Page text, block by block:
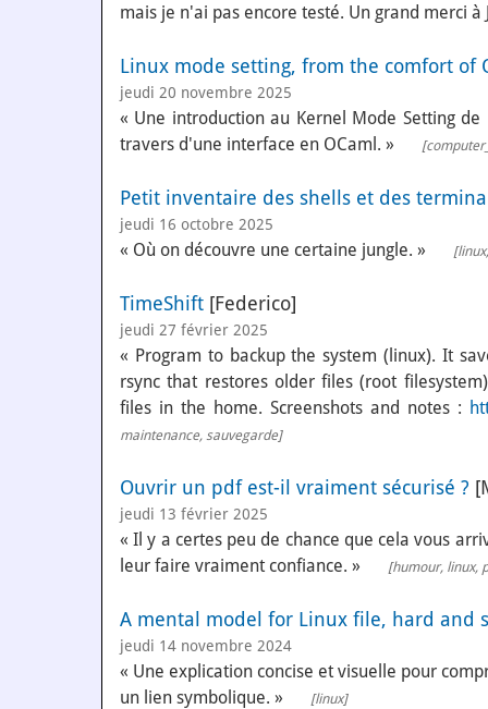
mais je n'ai pas encore testé. Un grand merci
Linux mode setting, from the comfort of
jeudi 20 novembre 2025
« Une introduction au Kernel Mode Setting
travers d'une interface en OCaml. »
[
Petit inventaire des shells et des
jeudi 16 octobre 2025
« Où on découvre une certaine jungle. » [linux
TimeShift [Federico]
jeudi 27 février 2025
« Program to backup the system (linux). It
rsync that restores older files (root
files in the home. Screenshots and notes :
maintenance, sauvegarde]
Ouvrir un pdf est-il vraiment sécurisé ?
jeudi 13 février 2025
« Il y a certes peu de chance que cela vous
leur faire vraiment confiance. »
[humour, linux,
A mental model for Linux file, hard and
jeudi 14 novembre 2024
« Une explication concise et visuelle pour
un lien symbolique. »
[linux]